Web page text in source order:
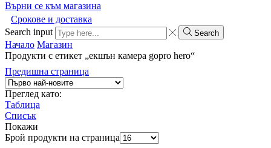
Върни се към магазина
Срокове и доставка
Search input
Search
Начало Магазин
Продукти с етикет „екшън камера gopro hero“
Предишна страница
Преглед като:
Таблица
Списък
Покажи
Брой продукти на страница